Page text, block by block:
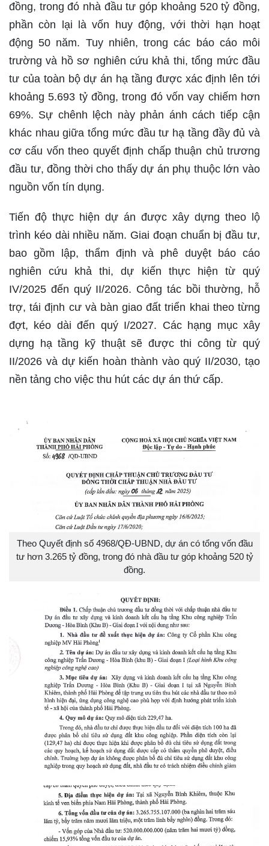
đồng, trong đó nhà đầu tư góp khoảng 520 tỷ đồng,
phần còn lại là vốn huy động, với thời hạn hoạt
động 50 năm. Tuy nhiên, trong các báo cáo môi
trường và hồ sơ nghiên cứu khả thi, tổng mức đầu
tư của toàn bộ dự án hạ tầng được xác định lên tới
khoảng 5.693 tỷ đồng, trong đó vốn vay chiếm hơn
69%. Sự chênh lệch này phản ánh cách tiếp cận
khác nhau giữa tổng mức đầu tư hạ tầng đầy đủ và
cơ cấu vốn theo quyết định chấp thuận chủ trương
đầu tư, đồng thời cho thấy dự án phụ thuộc lớn vào
nguồn vốn tín dụng.
Tiến độ thực hiện dự án được xây dựng theo lộ
trình kéo dài nhiều năm. Giai đoạn chuẩn bị đầu tư,
bao gồm lập, thẩm định và phê duyệt báo cáo
nghiên cứu khả thi, dự kiến thực hiện từ quý
IV/2025 đến quý II/2026. Công tác bồi thường, hỗ
trợ, tái định cư và bàn giao đất triển khai theo từng
đợt, kéo dài đến quý I/2027. Các hạng mục xây
dựng hạ tầng kỹ thuật sẽ được thi công từ quý
II/2026 và dự kiến hoàn thành vào quý II/2030, tạo
nền tảng cho việc thu hút các dự án thứ cấp.
Theo Quyết định số 4968/QĐ-UBND, dự án có tổng vốn đầu
tư hơn 3.265 tỷ đồng, trong đó nhà đầu tư góp khoảng 520 tỷ
đồng.